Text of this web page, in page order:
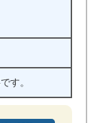
す。